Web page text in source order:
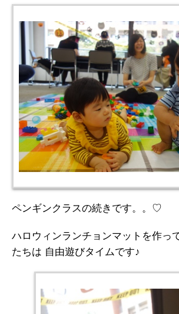
ペンギンクラスの続きです。。♡
ハロウィンランチョンマットを作っ
たちは 自由遊びタイムです♪